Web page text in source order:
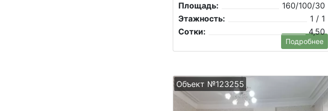
Площадь:
160/100/30
Этажность:
1 / 1
Сотки:
4,50
Подробнее
Объект №123255